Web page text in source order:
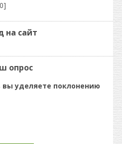
на сайт
опрос
вы уделяете поклонению